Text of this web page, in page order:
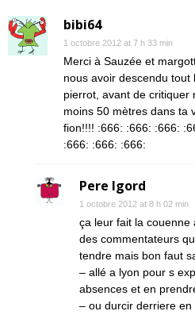
bibi64
1 octobre 2012 at 7 h 33 min
Merci à Sauzée et
nous avoir descendu
pierrot, avant de critiquer
moins 50 mètres dans ta
fion!!!! :666: :666: :666:
:666: :666: :666:
Pere Igord
1 octobre 2012 at 8 h 02 min
ça leur fait la couenne
des commentateurs
tendre mais bon faut
– allé a lyon pour s
absences et en
– ou durcir derriere